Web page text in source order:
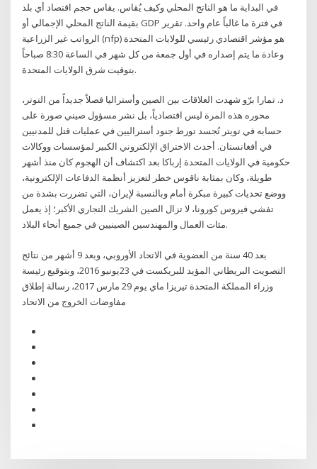
في البداية ما هو الناتج المحلي وكيف يُقاس. يقاس حجم اقتصاد أي بلد
بقيمة الناتج المحلي الإجمالي أو GDP في فترة ما غالباً عام واحد. تقرير
الرواتب غير الزراعية (nfp) هو مؤشر اقتصادي رئيسي للولايات المتحدة
وعادة ما يتم إصداره في أول جمعة من كل شهر في الساعة 8:30 صباحاً
بتوقيت شرق الولايات المتحدة.
د. تمارا برّو شهدت العلاقات بين الصين وأستراليا فصلاً جديداً من التوتر،
محوره هذه المرة ليس اقتصادياً، بل نشر مسؤول صيني صورة على
حسابه في تويتر تُجسد تورط جنود أستراليين في عمليات قتل للمدنيين
في أفغانستان. أحدث الاختراق الإلكتروني الكبير لمؤسسات ووكالات
حكومية في الولايات المتحدة إرباكا بعد اكتشاف أن الهجوم كان منذ أشهر
طويلة، وكان بمثابة ناقوس خطر لتعزيز أنظمة الدفاعات الإلكترونية،
ووضع تحديات كبيرة مبكرة أمام وبالنسبة لإيران، التي تضررت بشدة من
تفشي فيروس كورونا، لا تزال الصين الشريك التجاري الأكبر؛ إذ يعمل
مئات العمال والمهندسين الصينيين في جميع أنحاء البلاد.
بعد 40 سنة من العضوية في الاتحاد الأوروبي، وبعد 9 أشهر من نتائج
التصويت البريطاني المؤيد للبريكست في 23يونيو 2016، وبتوقيع رئيسة
وزراء المملكة المتحدة تيريزا ماي يوم 29 مارس 2017، رسالة إطلاق
مفاوضات الخروج من الاتحاد